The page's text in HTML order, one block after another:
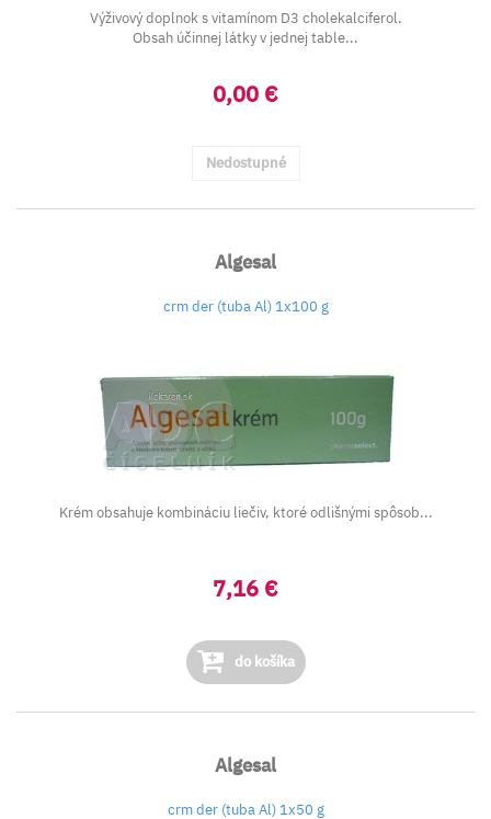
Výživový doplnok s vitamínom D3 cholekalciferol.
Obsah účinnej látky v jednej table...
0,00 €
Nedostupné
Algesal
crm der (tuba Al) 1x100 g
Krém obsahuje kombináciu liečiv, ktoré odlišnými spôsob...
7,16 €
do košíka
Algesal
crm der (tuba Al) 1x50 g